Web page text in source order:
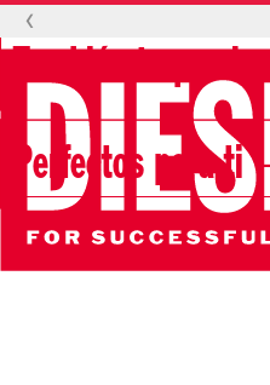
‹
Perfectos para ti